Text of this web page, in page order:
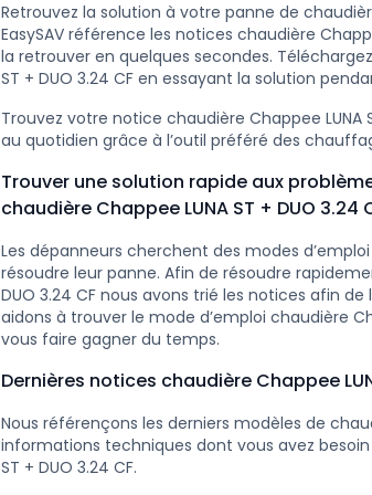
Retrouvez la solution à votre panne de
EasySAV référence les notices chaudière
la retrouver en quelques secondes.
ST + DUO 3.24 CF en essayant la solution
Trouvez votre notice chaudière Chappee
au quotidien grâce à l’outil préféré des
Trouver une solution rapide aux
chaudière Chappee LUNA ST + DUO 3.24
Les dépanneurs cherchent des modes
résoudre leur panne. Afin de résoudre
DUO 3.24 CF nous avons trié les notices afin
aidons à trouver le mode d’emploi chaudière
vous faire gagner du temps.
Dernières notices chaudière Chappee
Nous référençons les derniers modèles de
informations techniques dont vous avez
ST + DUO 3.24 CF.